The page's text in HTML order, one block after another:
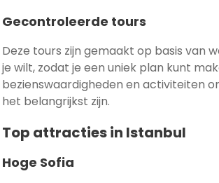
Gecontroleerde tours
Deze tours zijn gemaakt op basis van
je wilt, zodat je een uniek plan kunt
bezienswaardigheden en activiteiten
het belangrijkst zijn.
Top attracties in Istanbul
Hoge Sofia